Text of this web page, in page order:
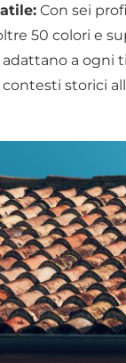
Con sei
50 colori e
a ogni
storici